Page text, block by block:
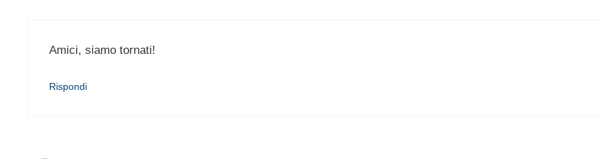
Amici, siamo tornati!
Rispondi